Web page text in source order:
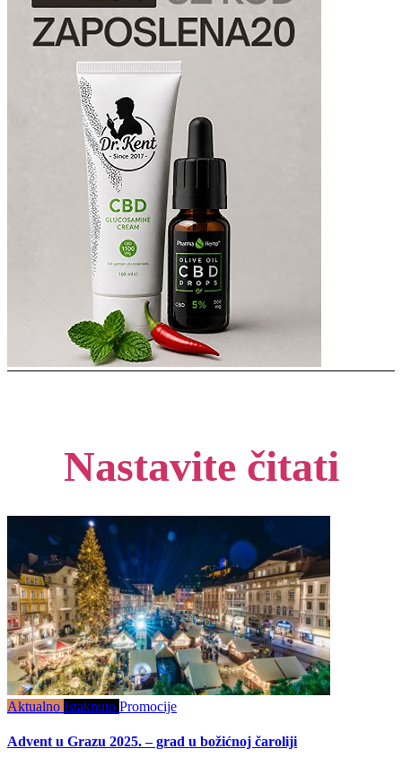
Nastavite čitati
Aktualno Istaknuto Promocije
Advent u Grazu 2025. – grad u božićnoj čaroliji